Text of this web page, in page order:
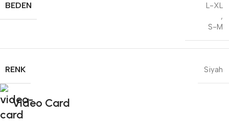
BEDEN
L-XL
,
S-M
RENK Siyah
Video Card